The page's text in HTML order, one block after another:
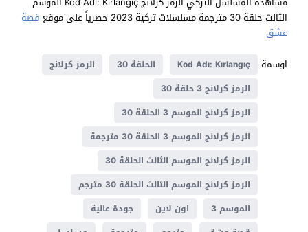
الثالث حلقة 30 مترجمة مسلسلات تركية 2023 حصرياً على موقع
قصة
عشق
اوسمة
Kod Adı: Kırlangıç الحلقة 30
الرمز كرلانج
الرمز كرلانج 3 حلقة 30
الرمز كرلانج الموسم 3 الحلقة 30
الرمز كرلانج الموسم 3 الحلقة 30 مترجمة
الرمز كرلانج الموسم الثالث الحلقة 30
الرمز كرلانج الموسم الثالث الحلقة 30 مترجم
الموسم 3
اون لاين
جودة عالية